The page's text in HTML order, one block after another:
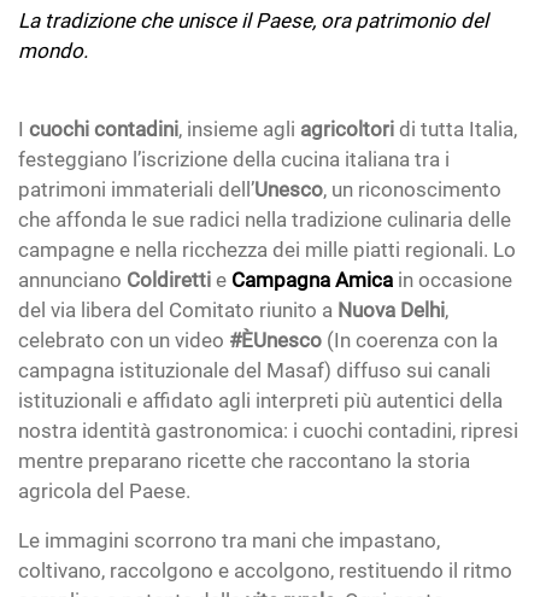
La tradizione che unisce il Paese, ora patrimonio del
mondo.
I cuochi contadini, insieme agli agricoltori di tutta Italia,
festeggiano l’iscrizione della cucina italiana tra i
patrimoni immateriali dell’Unesco, un riconoscimento
che affonda le sue radici nella tradizione culinaria delle
campagne e nella ricchezza dei mille piatti regionali. Lo
annunciano Coldiretti e Campagna Amica in occasione
del via libera del Comitato riunito a Nuova Delhi,
celebrato con un video #ÈUnesco (In coerenza con la
campagna istituzionale del Masaf) diffuso sui canali
istituzionali e affidato agli interpreti più autentici della
nostra identità gastronomica: i cuochi contadini, ripresi
mentre preparano ricette che raccontano la storia
agricola del Paese.
Le immagini scorrono tra mani che impastano,
coltivano, raccolgono e accolgono, restituendo il ritmo